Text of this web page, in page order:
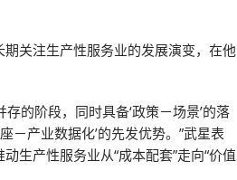
关注生产性服务业的发展演变，在他
存的阶段，同时具备‘政策－场景’的落
－产业数据化’的先发优势。”武星表
生产性服务业从“成本配套”走向“价值